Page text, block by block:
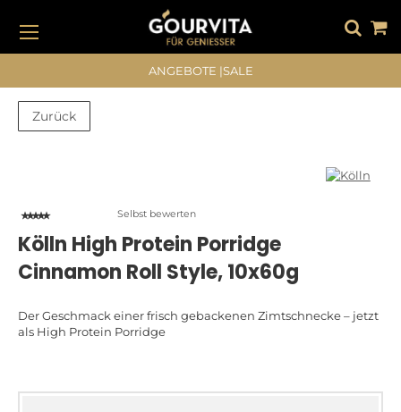
DIREKT
ZUM
INHALT
#DRÜCKEN SIE DIE EINGABETASTE, UM ZU SUCHEN
ANGEBOTE |SALE
Zurück
springen
springen
Selbst bewerten
Kölln High Protein Porridge
Cinnamon Roll Style, 10x60g
Der Geschmack einer frisch gebackenen Zimtschnecke – jetzt
als High Protein Porridge